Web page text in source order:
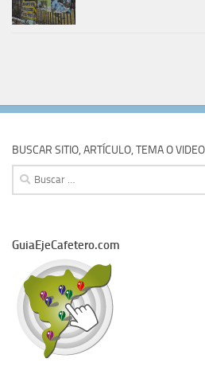
BUSCAR SITIO, ARTÍCULO, TEMA O VIDEO
Buscar:
GuiaEjeCafetero.com